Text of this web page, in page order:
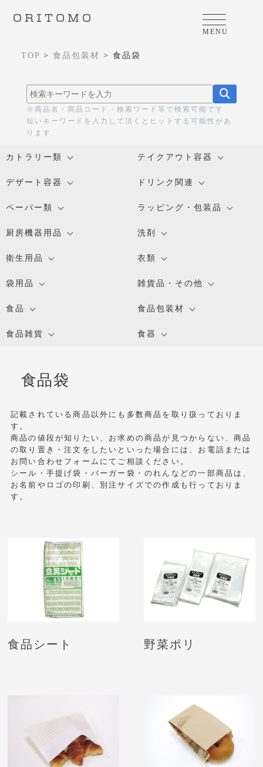
ORITOMO
MENU
TOP > 食品包装材 > 食品袋
食品袋
記載されている商品以外にも多数商品を取り扱っておりま
す。
商品の値段が知りたい、お求めの商品が見つからない、商品
の取り置き・注文をしたいといった場合には、お電話または
お問い合わせフォームにてご相談ください。
シール・手提げ袋・バーガー袋・のれんなどの一部商品は、
お名前やロゴの印刷、別注サイズでの作成も行っておりま
す。
食品シート 野菜ポリ
※商品名・商品コード・検索ワード等で検索可能です
短いキーワードを入力して頂くとヒットする可能性があ
ります
カトラリー類 テイクアウト容器
デザート容器 ドリンク関連
ペーパー類 ラッピング・包装品
厨房機器用品 洗剤
衛生用品 衣類
袋用品 雑貨品・その他
食品 食品包装材
食品雑貨 食器